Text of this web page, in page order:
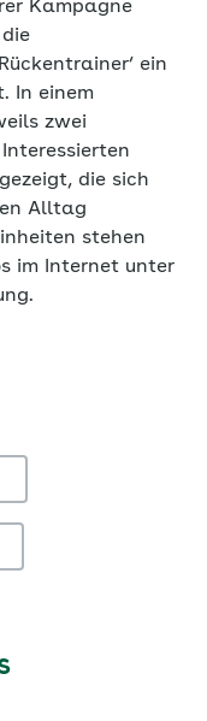
Kampagne
ein
In einem
zwei
die sich
Alltag
stehen
im Internet unter